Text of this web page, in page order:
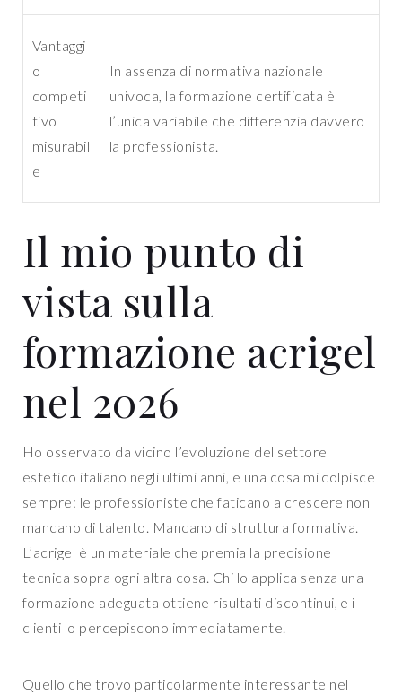
Vantaggi
o
competi
tivo
misurabil
e
In assenza di normativa nazionale
univoca, la formazione certificata è
l’unica variabile che differenzia davvero
la professionista.
Il mio punto di
vista sulla
formazione acrigel
nel 2026
Ho osservato da vicino l’evoluzione del settore
estetico italiano negli ultimi anni, e una cosa mi colpisce
sempre: le professioniste che faticano a crescere non
mancano di talento. Mancano di struttura formativa.
L’acrigel è un materiale che premia la precisione
tecnica sopra ogni altra cosa. Chi lo applica senza una
formazione adeguata ottiene risultati discontinui, e i
clienti lo percepiscono immediatamente.
Quello che trovo particolarmente interessante nel